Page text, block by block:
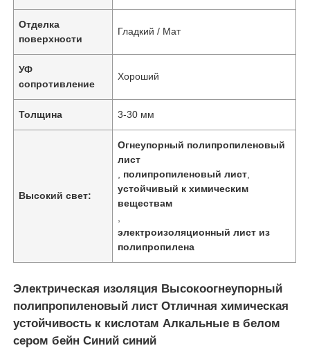
Главная страница
Отделка
поверхности
Гладкий / Мат
УФ
сопротивление
Хороший
Толщина 3-30 мм
Высокий свет:
Огнеупорный полипропиленовый
лист
полипропиленовый лист
устойчивый к химическим
веществам
электроизоляционный лист из
полипропилена
Электрическая изоляция Высокоогнеупорный
полипропиленовый лист Отличная химическая
устойчивость к кислотам Алкальные в белом
сером бейн Синий синий